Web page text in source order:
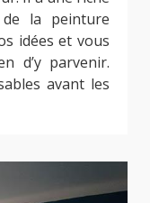
la peinture
idées et vous
d’y parvenir.
avant les